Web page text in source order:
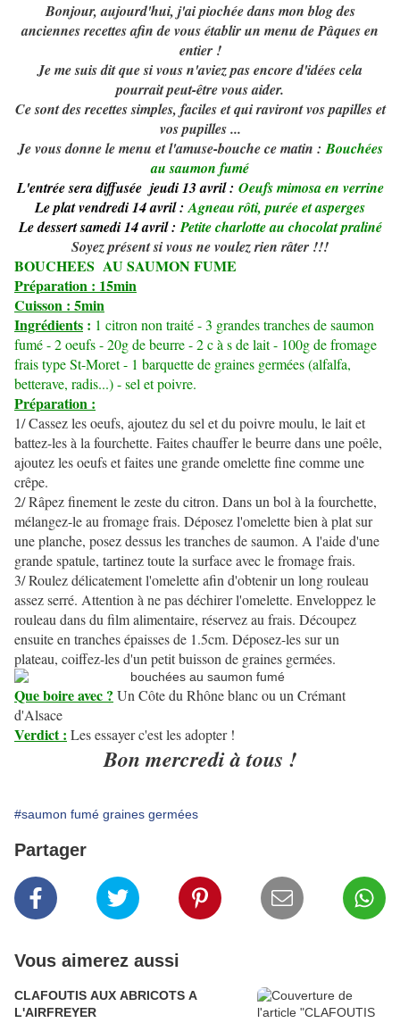
Bonjour, aujourd'hui, j'ai piochée dans mon blog des
anciennes recettes afin de vous établir un menu de Pâques en
entier !
Je me suis dit que si vous n'aviez pas encore d'idées cela
pourrait peut-être vous aider.
Ce sont des recettes simples, faciles et qui raviront vos papilles et
vos pupilles ...
Je vous donne le menu et l'amuse-bouche ce matin :Bouchées
au saumon fumé
L'entrée sera diffusée jeudi 13 avril : Oeufs mimosa en verrine
Le plat vendredi 14 avril :Agneau rôti, purée et asperges
Le dessert samedi 14 avril :Petite charlotte au chocolat praliné
Soyez présent si vous ne voulez rien râter !!!
BOUCHEES AU SAUMON FUME
Préparation : 15min
Cuisson : 5min
Ingrédients : 1 citron non traité - 3 grandes tranches de saumon
fumé - 2 oeufs - 20g de beurre - 2 c à s de lait - 100g de fromage
frais type St-Moret - 1 barquette de graines germées (alfalfa,
betterave, radis...) - sel et poivre.
Préparation :
1/ Cassez les oeufs, ajoutez du sel et du poivre moulu, le lait et
battez-les à la fourchette. Faites chauffer le beurre dans une poêle,
ajoutez les oeufs et faites une grande omelette fine comme une
crêpe.
2/ Râpez finement le zeste du citron. Dans un bol à la fourchette,
mélangez-le au fromage frais. Déposez l'omelette bien à plat sur
une planche, posez dessus les tranches de saumon. A l'aide d'une
grande spatule, tartinez toute la surface avec le fromage frais.
3/ Roulez délicatement l'omelette afin d'obtenir un long rouleau
assez serré. Attention à ne pas déchirer l'omelette. Enveloppez le
rouleau dans du film alimentaire, réservez au frais. Découpez
ensuite en tranches épaisses de 1.5cm. Déposez-les sur un
plateau, coiffez-les d'un petit buisson de graines germées.
Que boire avec ? Un Côte du Rhône blanc ou un Crémant
d'Alsace
Verdict : Les essayer c'est les adopter !
Bon mercredi à tous !
#saumon fumé graines germées
Partager
Vous aimerez aussi
CLAFOUTIS AUX ABRICOTS A
L'AIRFREYER